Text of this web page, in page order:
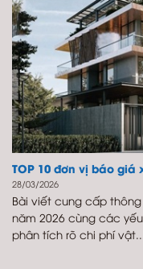
TOP 10 đơn vị báo
28/03/2026
Bài viết cung cấp
năm 2026 cùng các
phân tích rõ chi phí